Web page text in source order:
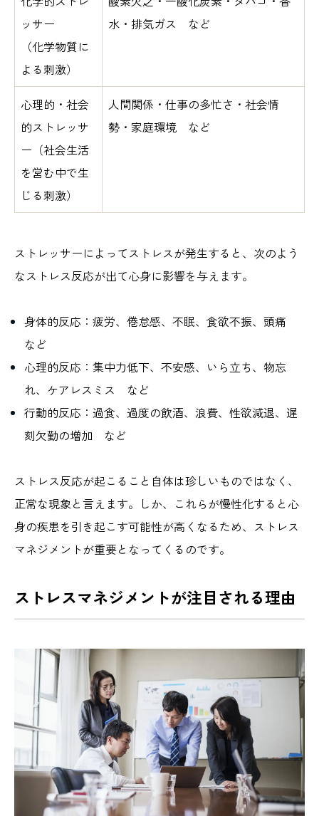
ッサー
（化学物質に
よる刺激）
水・排気ガス など
心理的・社会
的ストレッサ
ー （社会生活
を営む中で生
じる刺激）
人間関係・仕事の多忙さ・社会情
勢・家庭環境 など
ストレッサーによってストレスが発生すると、次のよう
なストレス反応が出て心身に影響を与えます。
身体的反応：疲労、倦怠感、不眠、食欲不振、頭痛
など
心理的反応：集中力低下、不安感、いら立ち、物忘
れ、ケアレスミス など
行動的反応：過食、過度の飲酒、浪費、性欲減退、遅
刻欠勤の増加 など
ストレス反応が起こること自体は珍しいものではなく、
正常な現象と言えます。しか、これらが慢性化すると心
身の疾患を引き起こす可能性が高くなるため、ストレス
マネジメントが重要となってくるのです。
ストレスマネジメントが注目される理由